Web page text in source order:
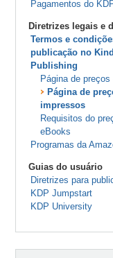
Pagamentos do
Diretrizes legais e
Termos e
publicação no
Publishing
Página de preços
Página de
impressos
Requisitos do
eBooks
Programas da
Guias do usuário
Diretrizes para
KDP Jumpstart
KDP University